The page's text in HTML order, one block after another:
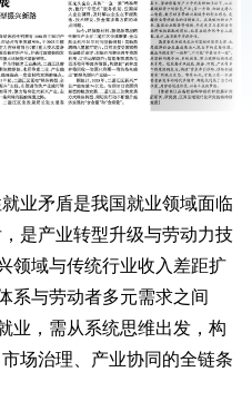
矛盾是我国就业领域面临
是产业转型升级与劳动力技
领域与传统行业收入差距扩
系与劳动者多元需求之间
业，需从系统思维出发，构
场治理、产业协同的全链条